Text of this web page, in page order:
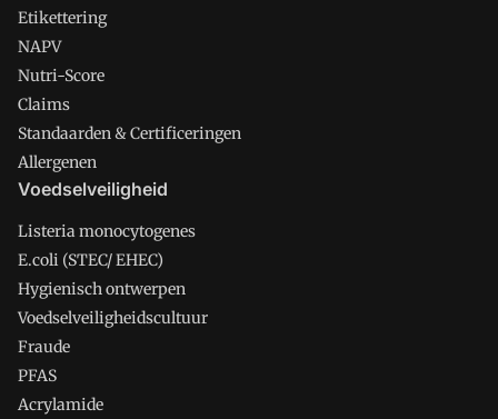
Etikettering
NAPV
Nutri-Score
Claims
Standaarden & Certificeringen
Allergenen
Voedselveiligheid
Listeria monocytogenes
E.coli (STEC/ EHEC)
Hygienisch ontwerpen
Voedselveiligheidscultuur
Fraude
PFAS
Acrylamide